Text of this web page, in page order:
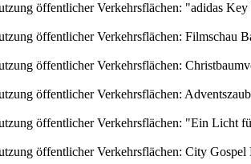
öffentlicher Verkehrsflächen: "adidas
öffentlicher Verkehrsflächen: Filmschau
öffentlicher Verkehrsflächen:
öffentlicher Verkehrsflächen:
öffentlicher Verkehrsflächen: "Ein Licht
öffentlicher Verkehrsflächen: City